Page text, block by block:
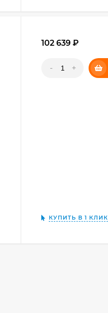
102 639
- +
КУПИТЬ В 1 КЛИК